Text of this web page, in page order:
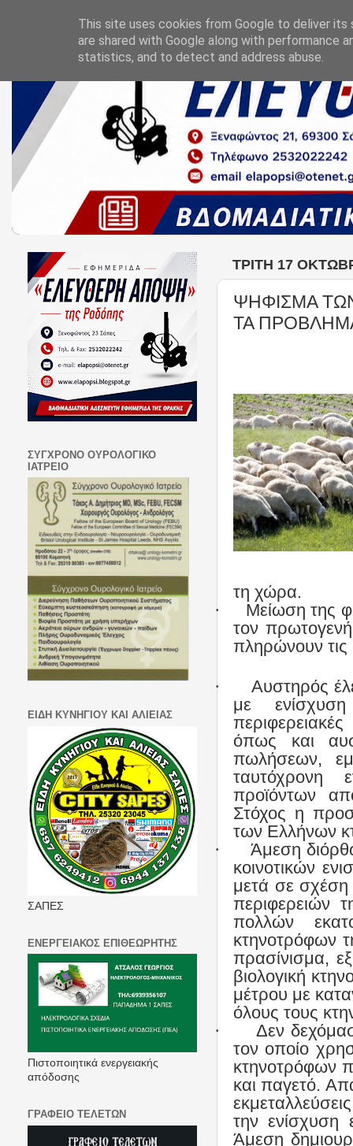
ΤΡΊΤΗ 17
ΨΗΦΙΣΜΑ
ΤΑ
τη χώρα.
·
Μείωση της
τον
πληρώνουν τις
·
Αυστηρός
με
όπως και
πωλήσεων,
ταυτόχρονη
προϊόντων
Στόχος η
των Ελλήνων
·
Άμεση
κοινοτικών
μετά σε σχέση
περιφερειών
πολλών
κτηνοτρόφων
πρασίνισμα,
βιολογική
μέτρου με
όλους τους
·
Δεν
τον οποίο
κτηνοτρόφων
και παγετό.
την ενίσχυση
Άμεση
ΣΥΓΧΡΟΝΟ ΟΥΡΟΛΟΓΙΚΟ
ΙΑΤΡΕΙΟ
ΕΙΔΗ ΚΥΝΗΓΙΟΥ ΚΑΙ ΑΛΙΕΙΑΣ
ΣΑΠΕΣ
ΕΝΕΡΓΕΙΑΚΟΣ ΕΠΙΘΕΩΡΗΤΗΣ
Πιστοποιητικά ενεργειακής
απόδοσης
ΓΡΑΦΕΙΟ ΤΕΛΕΤΩΝ
This site uses cookies from Google to deliver its
are shared with Google along with performance
statistics, and to detect and address abuse.